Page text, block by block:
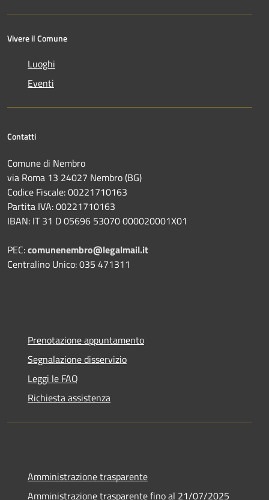
Vivere il Comune
Luoghi
Eventi
Contatti
Comune di Nembro
via Roma 13 24027 Nembro (BG)
Codice Fiscale: 00221710163
Partita IVA: 00221710163
IBAN: IT 31 D 05696 53070 000020001X01
PEC:comunenembro@legalmail.it
Centralino Unico: 035 471311
Prenotazione appuntamento
Segnalazione disservizio
Leggi le FAQ
Richiesta assistenza
Amministrazione trasparente
Amministrazione trasparente fino al 21/07/2025